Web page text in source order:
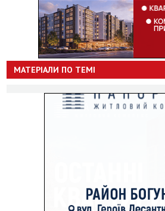
МАТЕРІАЛИ ПО ТЕМІ